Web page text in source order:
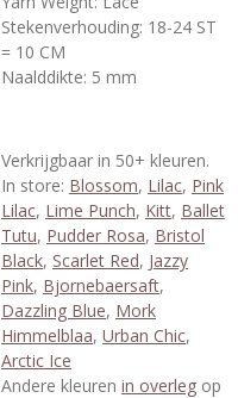
Stekenverhouding: 18-24 ST
= 10 CM
Naalddikte: 5 mm
Verkrijgbaar in 50+ kleuren.
In store: Blossom, Lilac, Pink
Lilac, Lime Punch, Kitt, Ballet
Tutu, Pudder Rosa, Bristol
Black, Scarlet Red, Jazzy
Pink, Bjornebaersaft,
Dazzling Blue, Mork
Himmelblaa, Urban Chic,
Arctic Ice
Andere kleuren in overleg op